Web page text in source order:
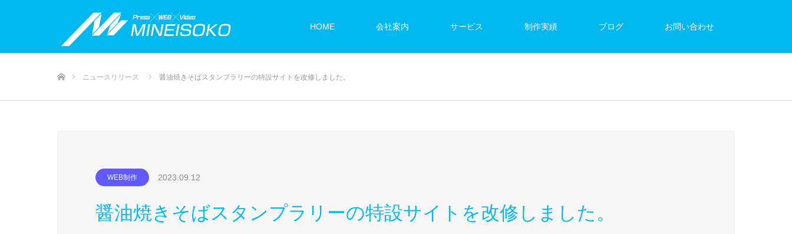
HOME 会社案内 サービス 制作実績 ブログ お問い合わせ
ニュースリリース 醤油焼きそばスタンプラリーの特設サイトを改修しました。
WEB制作 2023.09.12
醤油焼きそばスタンプラリーの特設サイトを改修しました。